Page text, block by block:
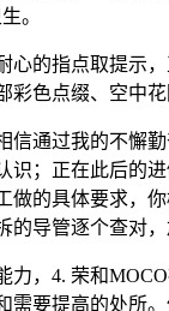
。
指点取提示，
彩色点缀、空中
过我的不懈勤
识；正在此后的
做的具体要求，
的导管逐个查对
4. 荣和MOCO
需要提高的处所